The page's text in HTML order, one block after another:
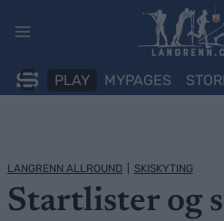
PLAY MYPAGES
LANGRENN ALLROUND SKISKYTING
Startlister og